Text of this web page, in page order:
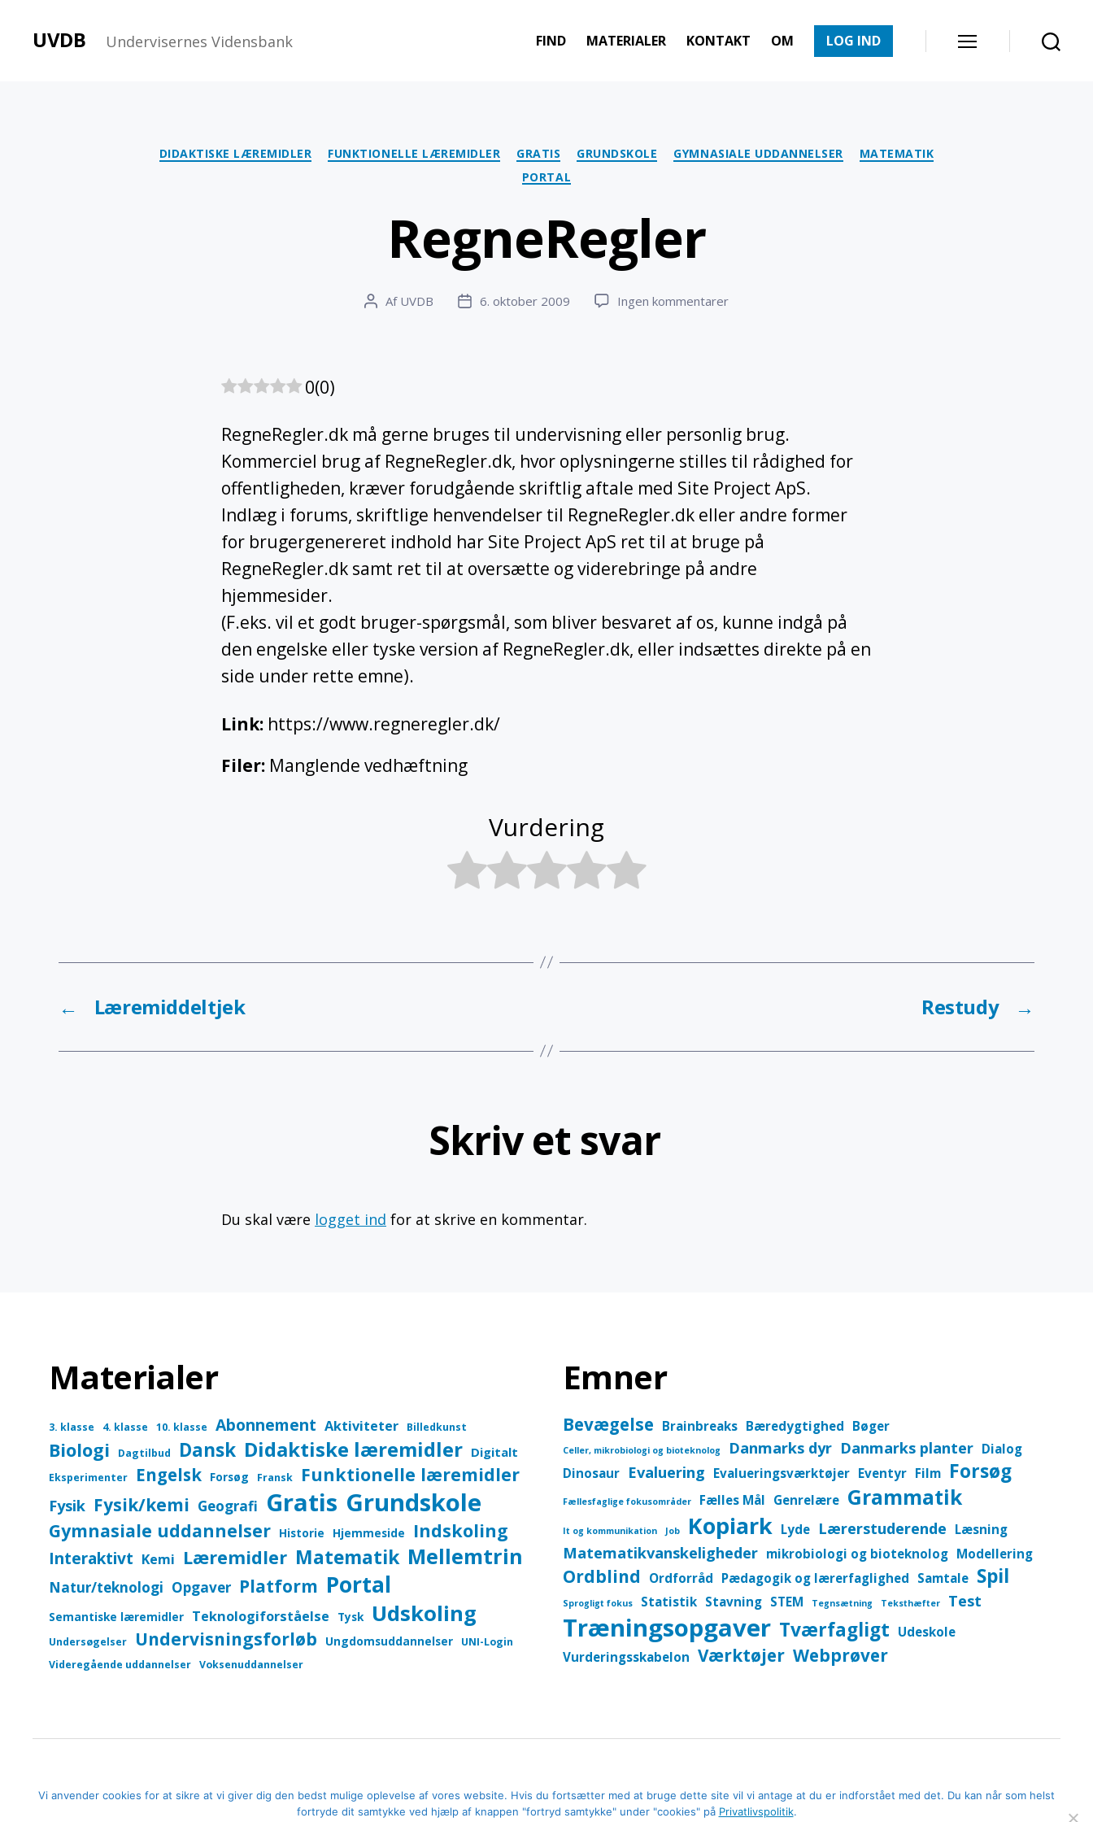
UVDB Undervisernes Vidensbank FIND MATERIALER KONTAKT OM LOG IND
Kategorier
DIDAKTISKE LÆREMIDLER FUNKTIONELLE LÆREMIDLER GRATIS GRUNDSKOLE GYMNASIALE UDDANNELSER
MATEMATIK
PORTAL
RegneRegler
Indlægsforfatter
Af UVDB Indlægsdato
6. oktober 2009 Ingen kommentarertil
0(0)
RegneRegler.dk må gerne bruges til undervisning eller personlig brug.
Kommerciel brug af RegneRegler.dk, hvor oplysningerne stilles til rådighed for
offentligheden, kræver forudgående skriftlig aftale med Site Project ApS.
Indlæg i forums, skriftlige henvendelser til RegneRegler.dk eller andre former
for brugergenereret indhold har Site Project ApS ret til at bruge på
RegneRegler.dk samt ret til at oversætte og viderebringe på andre
hjemmesider.
(F.eks. vil et godt bruger-spørgsmål, som bliver besvaret af os, kunne indgå på
den engelske eller tyske version af RegneRegler.dk, eller indsættes direkte på en
side under rette emne).
Link: https://www.regneregler.dk/
Filer: Manglende vedhæftning
Vurdering
← Læremiddeltjek →
Restudy
Skriv et svar
Du skal være logget ind for at skrive en kommentar.
Materialer
3. klasse 4. klasse 10. klasse Abonnement Aktiviteter Billedkunst
Biologi Dagtilbud Dansk Didaktiske læremidler Digitalt
Eksperimenter Engelsk Forsøg Fransk Funktionelle læremidler
Fysik Fysik/kemi Geografi Gratis Grundskole
Gymnasiale uddannelser Historie Hjemmeside Indskoling
Interaktivt Kemi Læremidler Matematik Mellemtrin
Natur/teknologi Opgaver Platform Portal
Semantiske læremidler Teknologiforståelse Tysk Udskoling
Undersøgelser Undervisningsforløb Ungdomsuddannelser
UNI-Login
Videregående uddannelser Voksenuddannelser
Emner
Bevægelse Brainbreaks Bæredygtighed Bøger
Celler, mikrobiologi og bioteknolog Danmarks dyr Danmarks planter Dialog
Dinosaur Evaluering Evalueringsværktøjer Eventyr Film Forsøg
Fællesfaglige fokusområder Fælles Mål Genrelære Grammatik
It og kommunikation Job Kopiark Lyde Lærerstuderende Læsning
Matematikvanskeligheder mikrobiologi og bioteknolog Modellering
Ordblind Ordforråd Pædagogik og lærerfaglighed Samtale Spil
Sprogligt fokus Statistik Stavning STEM Tegnsætning Teksthæfter Test
Træningsopgaver Tværfagligt Udeskole
Vurderingsskabelon Værktøjer Webprøver
Kontakt Profiler Kategorier Emner Vejledninger Betingelser Privatlivspolitik
Vi anvender cookies for at sikre at vi giver dig den bedst mulige oplevelse af vores website. Hvis du fortsætter med at bruge dette site vil vi antage at du er indforstået med det. Du kan når som helst
fortryde dit samtykke ved hjælp af knappen "fortryd samtykke" under "cookies" på Privatlivspolitik.